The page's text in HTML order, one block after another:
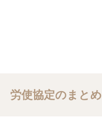
労使協定のまとめ